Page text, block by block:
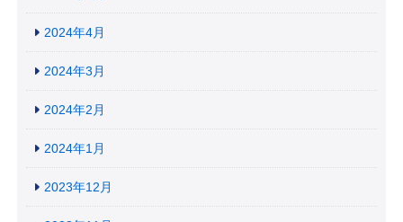
2024年4月
2024年3月
2024年2月
2024年1月
2023年12月